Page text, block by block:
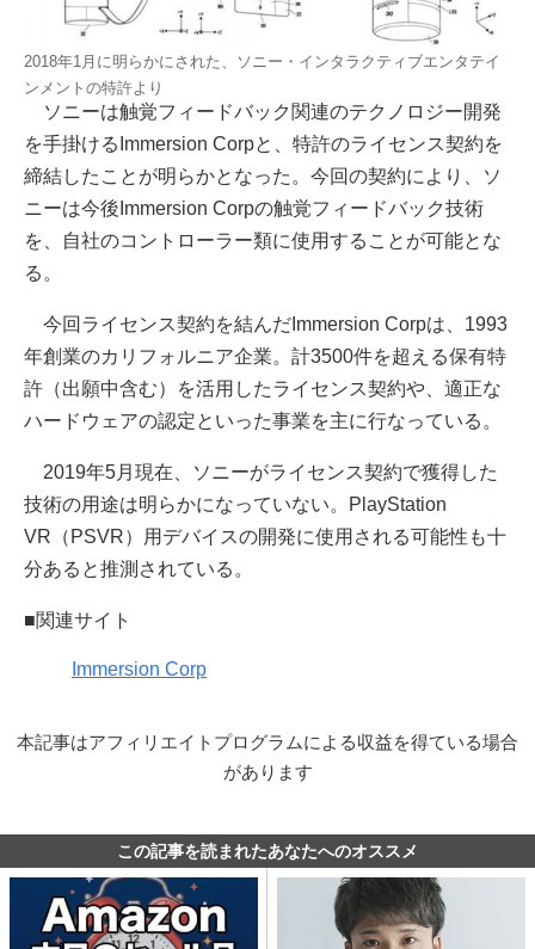
2018年1月に明らかにされた、ソニー・インタラクティブエンタテイ
ンメントの特許より
ソニーは触覚フィードバック関連のテクノロジー開発
を手掛けるImmersion Corpと、特許のライセンス契約を
締結したことが明らかとなった。今回の契約により、ソ
ニーは今後Immersion Corpの触覚フィードバック技術
を、自社のコントローラー類に使用することが可能とな
る。
今回ライセンス契約を結んだImmersion Corpは、1993
年創業のカリフォルニア企業。計3500件を超える保有特
許（出願中含む）を活用したライセンス契約や、適正な
ハードウェアの認定といった事業を主に行なっている。
2019年5月現在、ソニーがライセンス契約で獲得した
技術の用途は明らかになっていない。PlayStation
VR（PSVR）用デバイスの開発に使用される可能性も十
分あると推測されている。
■関連サイト
Immersion Corp
本記事はアフィリエイトプログラムによる収益を得ている場合
があります
この記事を読まれたあなたへのオススメ